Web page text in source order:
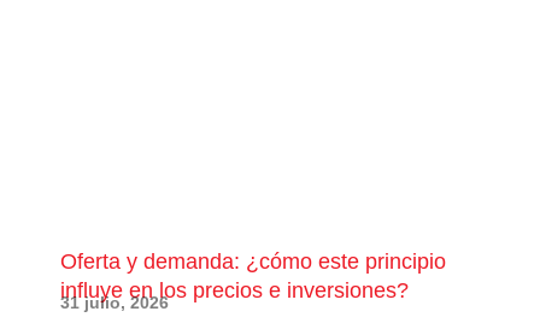
Oferta y demanda: ¿cómo este principio
influye en los precios e inversiones?
31 julio, 2026